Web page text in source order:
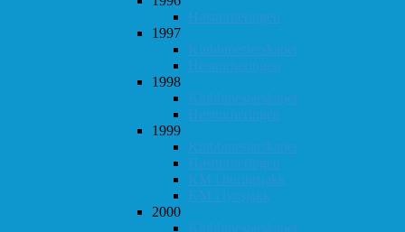
Høstturneringen
1997
Klubbmesterskapet
Høstturneringen
1998
Klubbmesterskapet
Høstturneringen
1999
Klubbmesterskapet
Høstturneringen
KM i hurtigsjakk
KM i lynsjakk
2000
Klubbmesterskapet